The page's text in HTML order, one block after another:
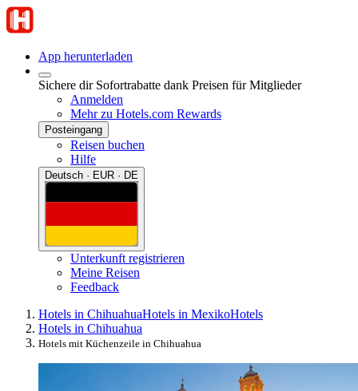
App herunterladen
Sichere dir Sofortrabatte dank Preisen für Mitglieder
Anmelden
Mehr zu Hotels.com Rewards
Posteingang
Reisen buchen
Hilfe
Deutsch · EUR · DE
Unterkunft registrieren
Meine Reisen
Feedback
Hotels in ChihuahuaHotels in MexikoHotels
Hotels in Chihuahua
Hotels mit Küchenzeile in Chihuahua